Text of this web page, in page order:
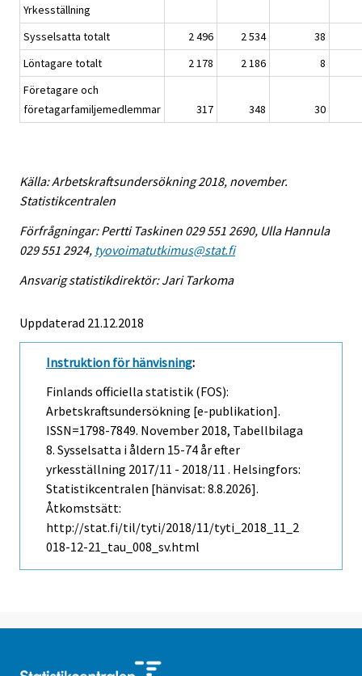
Yrkesställning
Sysselsatta totalt
2 496 2 534
38
Löntagare totalt
2 178 2 186
8
Företagare och
företagarfamiljemedlemmar
317 348 30
Källa: Arbetskraftsundersökning 2018, november.
Statistikcentralen
Förfrågningar: Pertti Taskinen 029 551 2690, Ulla Hannula
029 551 2924, tyovoimatutkimus@stat.fi
Ansvarig statistikdirektör: Jari Tarkoma
Uppdaterad 21.12.2018
Instruktion för hänvisning:
Finlands officiella statistik (FOS):
Arbetskraftsundersökning [e-publikation].
ISSN=1798-7849. November 2018, Tabellbilaga
8. Sysselsatta i åldern 15-74 år efter
yrkesställning 2017/11 - 2018/11 . Helsingfors:
Statistikcentralen [hänvisat: 8.8.2026].
Åtkomstsätt:
http://stat.fi/til/tyti/2018/11/tyti_2018_11_2
018-12-21_tau_008_sv.html